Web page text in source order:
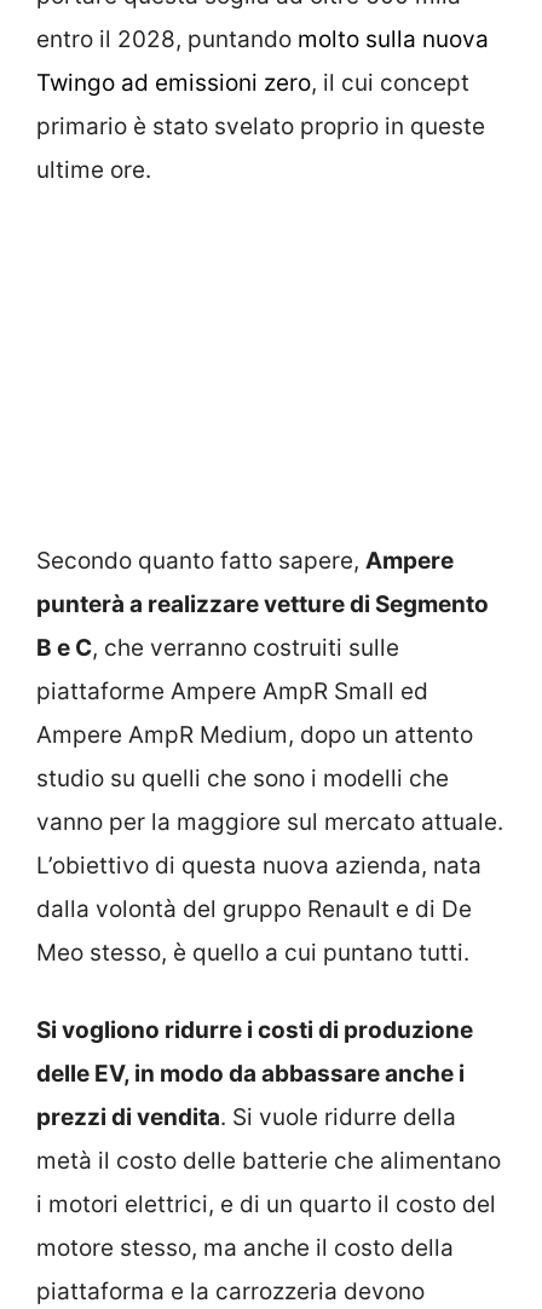
entro il 2028, puntando molto sulla nuova
Twingo ad emissioni zero, il cui concept
primario è stato svelato proprio in queste
ultime ore.
Secondo quanto fatto sapere, Ampere
punterà a realizzare vetture di Segmento
B e C, che verranno costruiti sulle
piattaforme Ampere AmpR Small ed
Ampere AmpR Medium, dopo un attento
studio su quelli che sono i modelli che
vanno per la maggiore sul mercato attuale.
L’obiettivo di questa nuova azienda, nata
dalla volontà del gruppo Renault e di De
Meo stesso, è quello a cui puntano tutti.
Si vogliono ridurre i costi di produzione
delle EV, in modo da abbassare anche i
prezzi di vendita. Si vuole ridurre della
metà il costo delle batterie che alimentano
i motori elettrici, e di un quarto il costo del
motore stesso, ma anche il costo della
piattaforma e la carrozzeria devono